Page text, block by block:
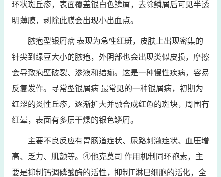
环状斑丘疹，表面覆盖银白色鳞屑，去除鳞屑后可见半透
明薄膜，剥除此膜会出现小出血点。
脓疱型银屑病 表现为急性红斑，皮肤上出现密集的
针尖到绿豆大小的脓疱，外阴部也会出现类似皮损，摩擦
会导致疱壁破裂、渗液和结痂。这是一种慢性疾病，容易
反复发作。寻常型银屑病 最常见的一种银屑病，初期为
红涩的炎性丘疹，逐渐扩大并融合成红色的斑块，周围有
红晕，表面有多层干燥的银色鳞屑。
主要不良反应有胃肠道症状、尿路刺激症状、血压增
高、乏力、肌颤等。④他克莫司 作用机制同环孢素，主
要是抑制钙调磷酸酶的活性，抑制T淋巴细胞的活化，全